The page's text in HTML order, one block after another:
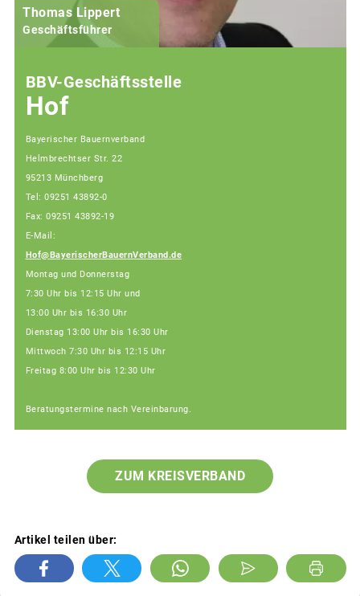
Thomas Lippert
Geschäftsführer
BBV-Geschäftsstelle
Hof
Bayerischer Bauernverband
Helmbrechtser Str. 22
95213 Münchberg
Tel: 09251 43892-0
Fax: 09251 43892-19
E-Mail:
Hof@BayerischerBauernVerband.de
Montag und Donnerstag
7:30 Uhr bis 12:15 Uhr und
13:00 Uhr bis 16:30 Uhr
Dienstag 13:00 Uhr bis 16:30 Uhr
Mittwoch 7:30 Uhr bis 12:15 Uhr
Freitag 8:00 Uhr bis 12:30 Uhr
Beratungstermine nach Vereinbarung.
ZUM KREISVERBAND
Artikel teilen über: